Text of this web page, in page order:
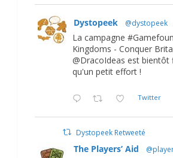
Dystopeek @dystopeek
La campagne
Kingdoms - Conquer
@DracoIdeas est bientôt
qu'un petit effort !
Twitter
Dystopeek Retweeté
The Players’ Aid